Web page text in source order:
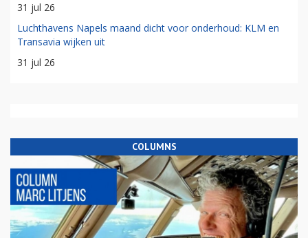
31 jul 26
Luchthavens Napels maand dicht voor onderhoud: KLM en
Transavia wijken uit
31 jul 26
COLUMNS